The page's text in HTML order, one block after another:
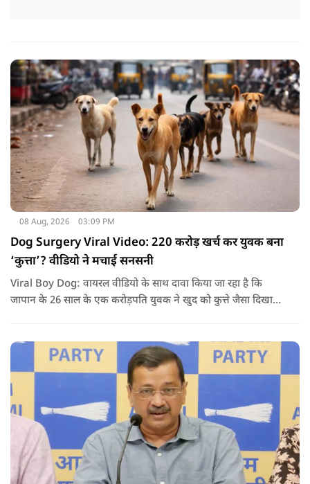
08 Aug, 2026 03:09 PM
Dog Surgery Viral Video: 220 करोड़ खर्च कर युवक बना
‘कुत्ता’? वीडियो ने मचाई सनसनी
Viral Boy Dog: वायरल वीडियो के साथ दावा किया जा रहा है कि
जापान के 26 साल के एक करोड़पति युवक ने खुद को कुत्ते जैसा दिखाने
करवाईं और अब वह कुत्ते की तरह दिखने, चलने और रहने की कोशिश
करता है.